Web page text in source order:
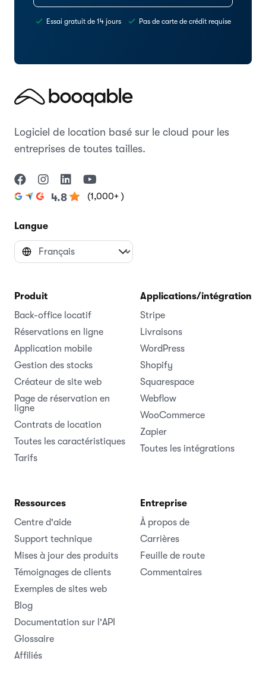
Essai gratuit de 14 jours Pas de carte de crédit requise
Logiciel de location basé sur le cloud pour les
entreprises de toutes tailles.
4.8 (1,000+ )
Langue
Produit
Back-office locatif
Réservations en ligne
Application mobile
Gestion des stocks
Créateur de site web
Page de réservation en
ligne
Contrats de location
Toutes les caractéristiques
Tarifs
Applications/intégrations
Stripe
Livraisons
WordPress
Shopify
Squarespace
Webflow
WooCommerce
Zapier
Toutes les intégrations
Ressources
Centre d'aide
Support technique
Mises à jour des produits
Témoignages de clients
Exemples de sites web
Blog
Documentation sur l'API
Glossaire
Affiliés
Entreprise
À propos de
Carrières
Feuille de route
Commentaires